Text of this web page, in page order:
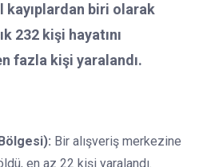
kayıplardan biri olarak
232 kişi hayatını
fazla kişi yaralandı.
Bir alışveriş merkezine
en az 22 kişi yaralandı.